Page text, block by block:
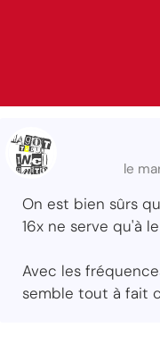
le
On est bien sûrs
16x ne serve qu'à
Avec les
semble tout à fait